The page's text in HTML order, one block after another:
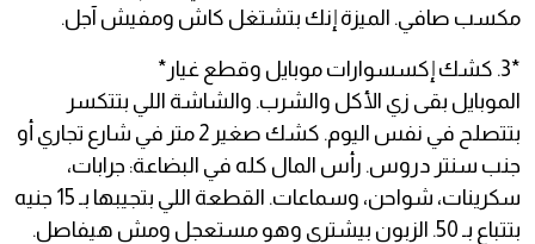
مكسب صافي. الميزة إنك بتشتغل كاش ومفيش آجل.
*3. كشك إكسسوارات موبايل وقطع غيار*
الموبايل بقى زي الأكل والشرب. والشاشة اللي بتتكسر
بتتصلح في نفس اليوم. كشك صغير 2 متر في شارع تجاري أو
جنب سنتر دروس. رأس المال كله في البضاعة: جرابات،
سكرينات، شواحن، وسماعات. القطعة اللي بتجيبها بـ 15 جنيه
بتتباع بـ 50. الزبون بيشتري وهو مستعجل ومش هيفاصل.